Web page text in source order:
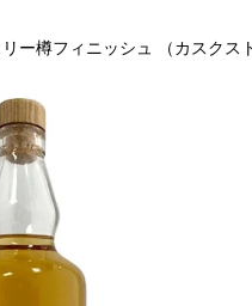
ー樽フィニッシュ （カスクス